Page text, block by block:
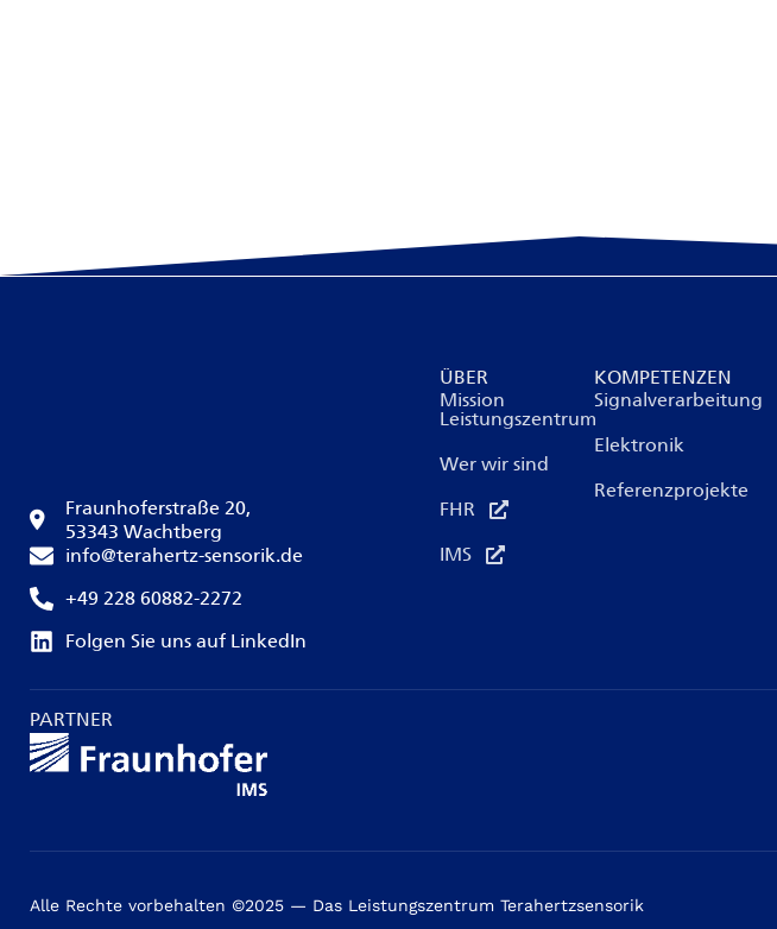
Fraunhoferstraße 20,
53343 Wachtberg
info@terahertz-sensorik.de
+49 228 60882-2272
Folgen Sie uns auf LinkedIn
ÜBER
Mission
Leistungszentrum
Wer wir sind
FHR
IMS
KOMPETENZEN
Signalverarbeitung
Elektronik
Referenzprojekte
PARTNER
Alle Rechte vorbehalten ©2025 — Das Leistungszentrum Terahertzsensorik